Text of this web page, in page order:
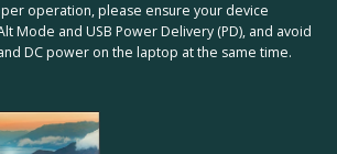
operation, please ensure your device
Mode and USB Power Delivery (PD), and avoid
DC power on the laptop at the same time.